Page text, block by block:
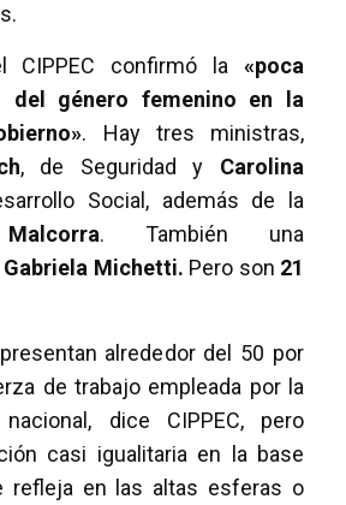
CIPPEC confirmó la «poca
del género femenino en la
. Hay tres ministras,
, de Seguridad y Carolina
Social, además de la
Malcorra. También una
Gabriela Michetti. Pero son 21
alrededor del 50 por
de trabajo empleada por la
nacional, dice CIPPEC, pero
casi igualitaria en la base
refleja en las altas esferas o